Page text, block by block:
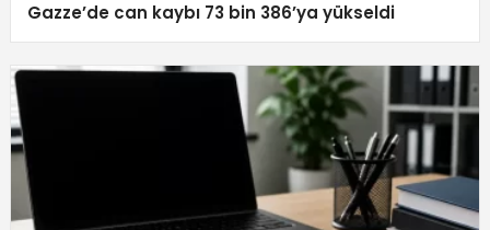
Gazze’de can kaybı 73 bin 386’ya yükseldi